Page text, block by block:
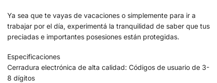
Ya sea que te vayas de vacaciones o simplemente para ir a
trabajar por el día, experimentá la tranquilidad de saber que tus
preciadas e importantes posesiones están protegidas.
Especificaciones
Cerradura electrónica de alta calidad: Códigos de usuario de 3-
8 dígitos